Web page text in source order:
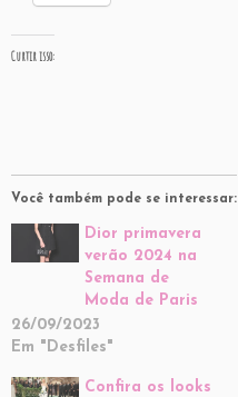
Curtir isso:
Você também pode se interessar:
Dior primavera
verão 2024 na
Semana de
Moda de Paris
26/09/2023
Em "Desfiles"
Confira os looks